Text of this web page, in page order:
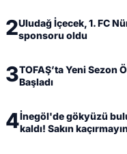
2Uludağ İçecek, 1. FC
sponsoru oldu
3TOFAŞ’ta Yeni Sezon
Başladı
4İnegöl'de gökyüzü
kaldı! Sakın